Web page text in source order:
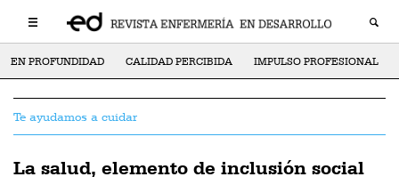
EN PROFUNDIDAD CALIDAD PERCIBIDA IMPULSO PROFESIONAL
Te ayudamos a cuidar
La salud, elemento de inclusión social